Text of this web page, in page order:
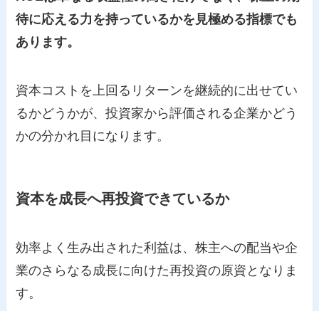
待に応える力を持っているかを見極める指標でも
あります。
資本コストを上回るリターンを継続的に出せてい
るかどうかが、投資家から評価される企業かどう
かの分かれ目になります。
資本を成長へ再投資できているか
効率よく生み出された利益は、株主への配当や企
業のさらなる成長に向けた再投資の原資となりま
す。